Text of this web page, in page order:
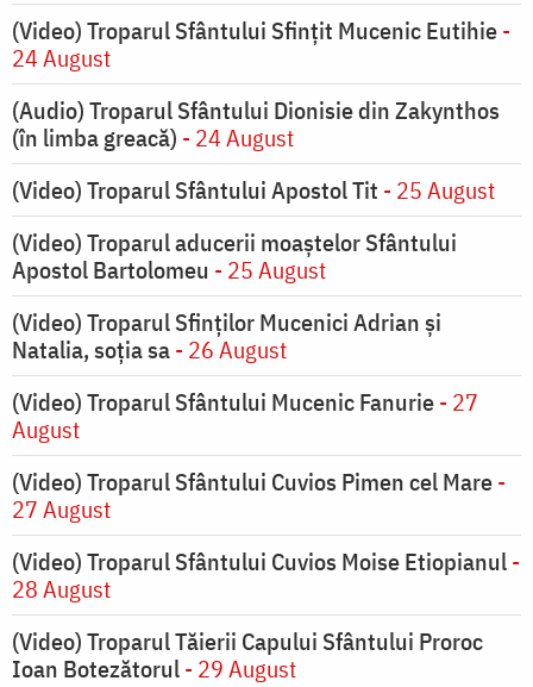
(Video) Troparul Sfântului Sfințit Mucenic Eutihie-
24 August
(Audio) Troparul Sfântului Dionisie din Zakynthos
(în limba greacă) - 24 August
(Video) Troparul Sfântului Apostol Tit - 25 August
(Video) Troparul aducerii moaștelor Sfântului
Apostol Bartolomeu - 25 August
(Video) Troparul Sfinților Mucenici Adrian și
Natalia, soția sa- 26 August
(Video) Troparul Sfântului Mucenic Fanurie- 27
August
(Video) Troparul Sfântului Cuvios Pimen cel Mare-
27 August
(Video) Troparul Sfântului Cuvios Moise Etiopianul-
28 August
(Video) Troparul Tăierii Capului Sfântului Proroc
Ioan Botezătorul- 29 August